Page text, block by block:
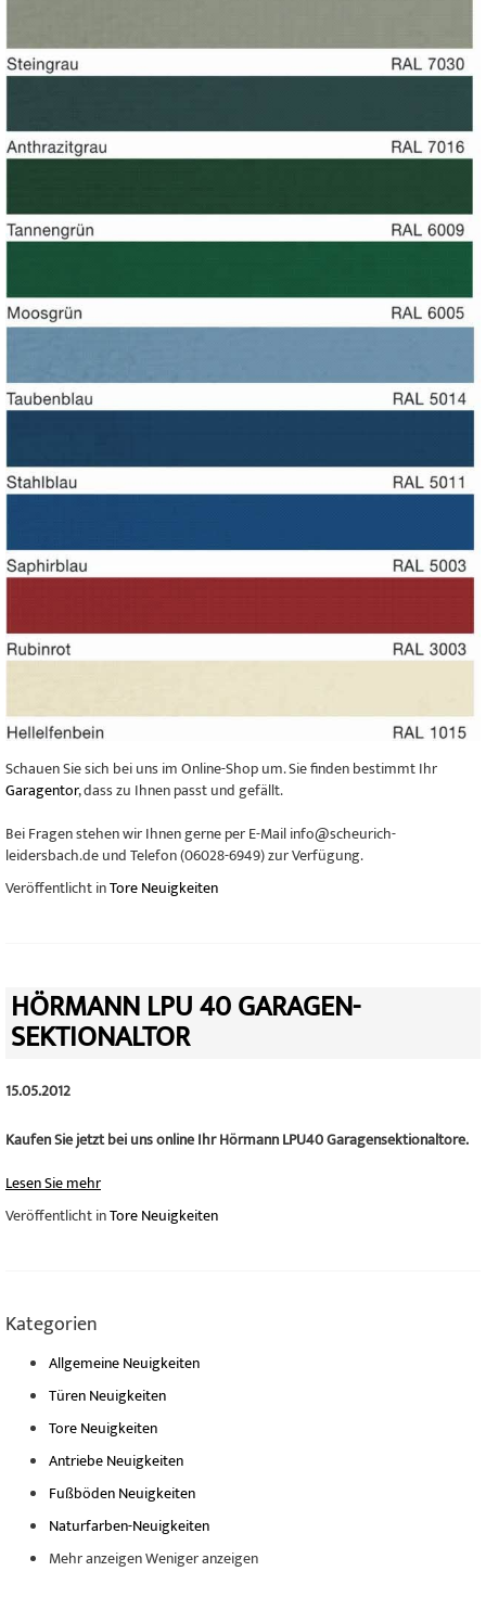
Schauen Sie sich bei uns im Online-Shop um. Sie finden bestimmt Ihr
Garagentor, dass zu Ihnen passt und gefällt.
Bei Fragen stehen wir Ihnen gerne per E-Mail info@scheurich-
leidersbach.de und Telefon (06028-6949) zur Verfügung.
Veröffentlicht inTore Neuigkeiten
HÖRMANN LPU 40 GARAGEN-
SEKTIONALTOR
15.05.2012
Kaufen Sie jetzt bei uns online Ihr Hörmann LPU40 Garagensektionaltore.
Lesen Sie mehr
Veröffentlicht inTore Neuigkeiten
Kategorien
Allgemeine Neuigkeiten
Türen Neuigkeiten
Tore Neuigkeiten
Antriebe Neuigkeiten
Fußböden Neuigkeiten
Naturfarben-Neuigkeiten
Mehr anzeigenWeniger anzeigen